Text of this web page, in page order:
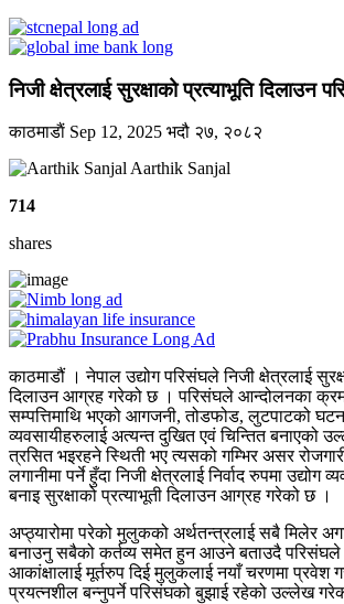
निजी क्षेत्रलाई सुरक्षाको प्रत्याभूति दिलाउन
काठमाडाैं Sep 12, 2025 भदौ २७, २०८२
Aarthik Sanjal
714
shares
काठमाडौं । नेपाल उद्योग परिसंघले निजी क्षेत्रलाई
दिलाउन आग्रह गरेको छ । परिसंघले आन्दोलनका
सम्पत्तिमाथि भएको आगजनी, तोडफोड, लुटपाटको
व्यवसायीहरुलाई अत्यन्त दुखित एवं चिन्तित बनाएको
त्रसित भइरहने स्थिती भए त्यसको गम्भिर असर
लगानीमा पर्ने हुँदा निजी क्षेत्रलाई निर्वाद रुपमा उद्योग
बनाइ सुरक्षाको प्रत्याभूती दिलाउन आग्रह गरेको छ ।
अप्ठ्यारोमा परेको मुलुकको अर्थतन्त्रलाई सबै मिलेर
बनाउनु सबैको कर्तव्य समेत हुन आउने बताउदै परिसंघले
आकांक्षालाई मूर्तरुप दिई मुलुकलाई नयाँ चरणमा प्रवेश
प्रयत्नशील बन्नुपर्ने परिसंघको बुझाई रहेको उल्लेख